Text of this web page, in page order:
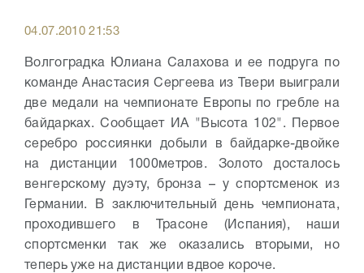
04.07.2010 21:53
Волгоградка Юлиана Салахова и ее подруга по
команде Анастасия Сергеева из Твери выиграли
две медали на чемпионате Европы по гребле на
байдарках. Сообщает ИА "Высота 102". Первое
серебро россиянки добыли в байдарке-двойке
на дистанции 1000метров. Золото досталось
венгерскому дуэту, бронза – у спортсменок из
Германии. В заключительный день чемпионата,
проходившего в Трасоне (Испания), наши
спортсменки так же оказались вторыми, но
теперь уже на дистанции вдвое короче.